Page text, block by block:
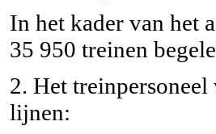
In het kader van het
35 950 treinen
2. Het
lijnen: